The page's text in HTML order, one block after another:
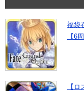
福袋
【6
【